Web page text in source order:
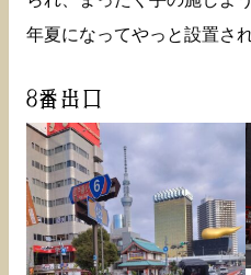
年夏になってやっと設置され
8番出口